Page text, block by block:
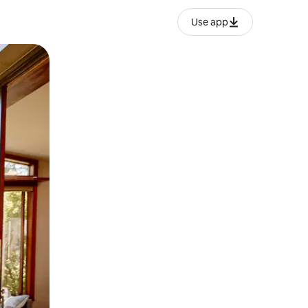
Use app
შეხებისა თუ თითის გასმის ჟესტები.